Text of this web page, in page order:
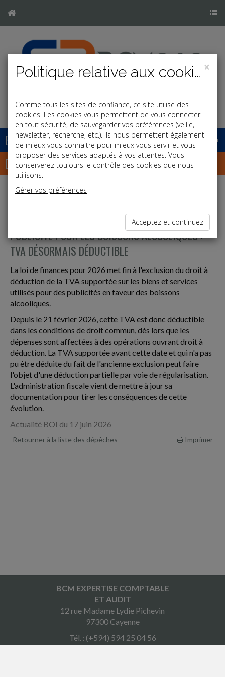
Base documentaire
Dépêches
j
Fiscal TPE
PUBLICITÉ POUR LES BOISSONS ALCOOLIQUES :
TVA DÉSORMAIS DÉDUCTIBLE
La loi de finances pour 2026 met fin à l'exclusion du droit à
déduction de la TVA supportée sur les biens et services
utilisés pour des publicités en faveur des boissons
alcooliques.
Depuis le 21 février 2026, cette TVA est donc déductible
dans les conditions de droit commun, dès lors que les
dépenses sont affectées à des opérations ouvrant droit à
déduction. La TVA supportée avant cette date et qui n'a pas
pu être déduite du fait de l'ancienne exclusion peut faire
l'objet d'une déduction partielle par voie de régularisation.
L'administration fiscale vient de mettre à jour sa
documentation pour tirer les conséquences de cette
évolution.
Actualité BOI du 17 juin 2026
Retourner à la liste des dépêches Imprimer
BCM EXPERTISE COMPTABLE
ET AUDIT
12 rue Madame Lydie Pichevin
97300 Cayenne
Tél. : (+594) 594 25 04 56
×
Politique relative aux cookies
Comme tous les sites de confiance, ce site utilise des
cookies. Les cookies vous permettent de vous connecter
en tout sécurité, de sauvegarder vos préférences (veille,
newsletter, recherche, etc.). Ils nous permettent également
de mieux vous connaitre pour mieux vous servir et vous
proposer des services adaptés à vos attentes. Vous
conserverez toujours le contrôle des cookies que nous
utilisons.
Gérer vos préférences
Acceptez et continuez